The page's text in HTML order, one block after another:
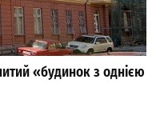
«будинок з однією